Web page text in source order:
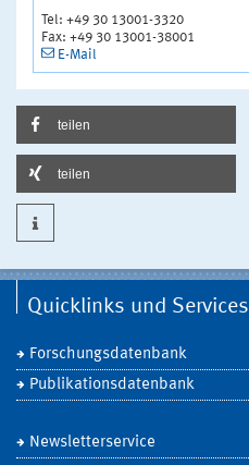
Tel: +49 30 13001-3320
Fax: +49 30 13001-38001
E-Mail
teilen
teilen
Quicklinks und Services
Forschungsdatenbank
Publikationsdatenbank
Newsletterservice